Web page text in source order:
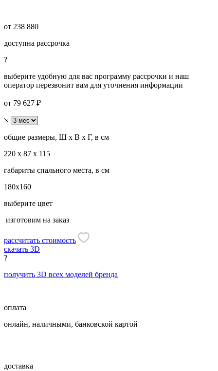
от 238 880
доступна рассрочка
?
выберите удобную для вас программу рассрочки и наш
оператор перезвонит вам для уточнения информации
от 79 627 ₽
общие размеры, Ш х В х Г, в см
220 х 87 х 115
габариты спального места, в см
180x160
выберите цвет
изготовим на заказ
рассчитать стоимость
скачать 3D
?
получить 3D всех моделей бренда
оплата
онлайн, наличными, банковской картой
доставка